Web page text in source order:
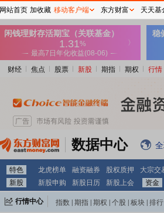
财经 焦点 股票 新股 期指 期权 行情
数据中心
特色 龙虎榜单 融资融券 股权质押 大宗交
新股
新股申购 新股日历 新股上会 资金
行情中心 指数 期指 期权 个股 板块 排行
网站首页 加收藏 移动客户端 东方财富 天天基